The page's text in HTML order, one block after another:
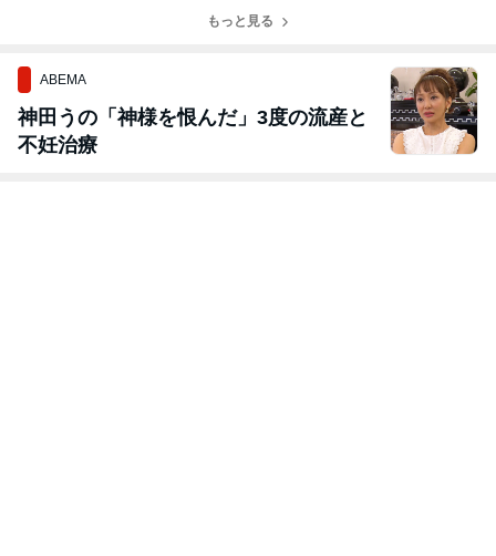
もっと見る
ABEMA
神田うの「神様を恨んだ」3度の流産と
不妊治療